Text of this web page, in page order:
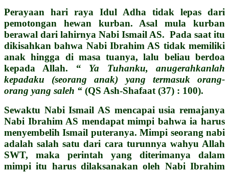
Perayaan hari raya Idul Adha tidak lepas dari
pemotongan hewan kurban. Asal mula kurban
berawal dari lahirnya Nabi Ismail AS. Pada saat itu
dikisahkan bahwa Nabi Ibrahim AS tidak memiliki
anak hingga di masa tuanya, lalu beliau berdoa
kepada Allah. “ Ya Tuhanku, anugerahkanlah
kepadaku (seorang anak) yang termasuk orang-
orang yang saleh “ (QS Ash-Shafaat (37) : 100).
Sewaktu Nabi Ismail AS mencapai usia remajanya
Nabi Ibrahim AS mendapat mimpi bahwa ia harus
menyembelih Ismail puteranya. Mimpi seorang nabi
adalah salah satu dari cara turunnya wahyu Allah
SWT, maka perintah yang diterimanya dalam
mimpi itu harus dilaksanakan oleh Nabi Ibrahim